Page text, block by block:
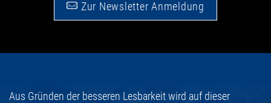
Zur Newsletter Anmeldung
Aus Gründen der besseren Lesbarkeit wird auf dieser